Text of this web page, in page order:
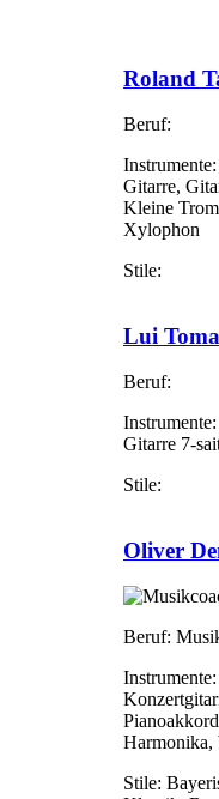
Roland
Beruf:
Instrumente:
Gitarre,
Kleine
Xylophon
Stile:
Lui
Beruf:
Instrumente:
Gitarre 7-
Stile:
Oliver
Beruf:
Instrumente:
Harmonika,
Stile: